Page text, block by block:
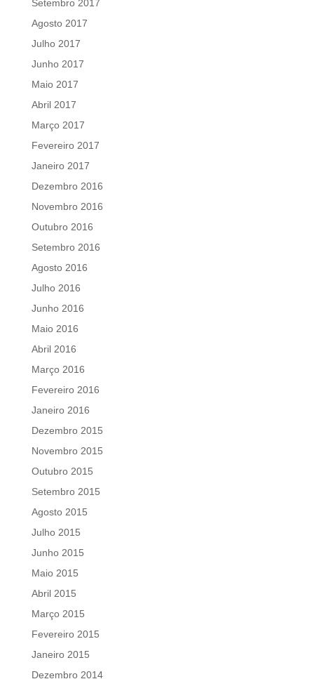
Setembro 2017
Agosto 2017
Julho 2017
Junho 2017
Maio 2017
Abril 2017
Março 2017
Fevereiro 2017
Janeiro 2017
Dezembro 2016
Novembro 2016
Outubro 2016
Setembro 2016
Agosto 2016
Julho 2016
Junho 2016
Maio 2016
Abril 2016
Março 2016
Fevereiro 2016
Janeiro 2016
Dezembro 2015
Novembro 2015
Outubro 2015
Setembro 2015
Agosto 2015
Julho 2015
Junho 2015
Maio 2015
Abril 2015
Março 2015
Fevereiro 2015
Janeiro 2015
Dezembro 2014